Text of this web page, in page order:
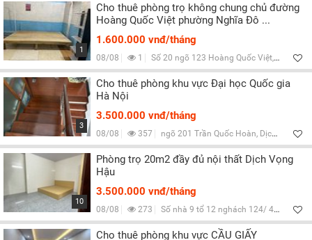
1
Cho thuê phòng trọ không chung chủ đường
Hoàng Quốc Việt phường Nghĩa Đô ...
1.600.000 vnđ/tháng
08/08 1 Số 20 ngõ 123 Hoàng Quốc Việt, Nghĩa Đô, Hà Nội
3
Cho thuê phòng khu vực Đại học Quốc gia
Hà Nội
3.500.000 vnđ/tháng
08/08 357 ngõ 201 Trần Quốc Hoàn, Dịch Vọng Hậu, Q.Cầu Giấy, Hà Nội
10
Phòng trọ 20m2 đầy đủ nội thất Dịch Vọng
Hậu
3.500.000 vnđ/tháng
08/08 273 Số nhà 9 tổ 12 nghách 124/ 44 Trần Thái Tông, Dịch Vọng Hậu, Q.Cầu Giấy, Hà Nội
Cho thuê phòng khu vực CẦU GIẤY